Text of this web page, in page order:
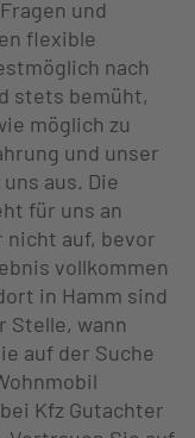
und
flexible
nach
stets bemüht,
möglich zu
und unser
aus. Die
für uns an
nicht auf, bevor
vollkommen
in Hamm sind
Stelle, wann
auf der Suche
Kfz Gutachter